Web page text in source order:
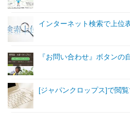
インターネット検索で上位
『お問い合わせ』ボタンの
[ジャパンクロップス]で閲